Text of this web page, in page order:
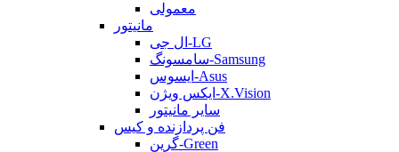
معمولی
مانیتور
ال جی-LG
سامسونگ-Samsung
ایسوس-Asus
ایکس ویژن-X.Vision
سایر مانیتور
فن پردازنده و کیس
گرین-Green